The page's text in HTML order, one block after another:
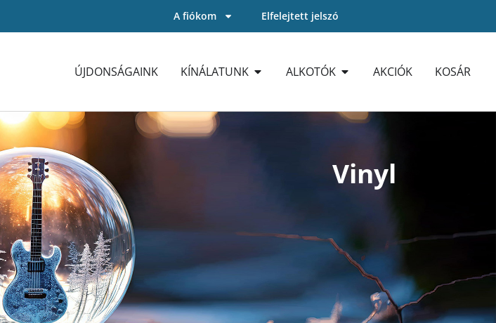
A fiókom Elfelejtett jelszó
ÚJDONSÁGAINK KÍNÁLATUNK ALKOTÓK AKCIÓK KOSÁR
Vinyl